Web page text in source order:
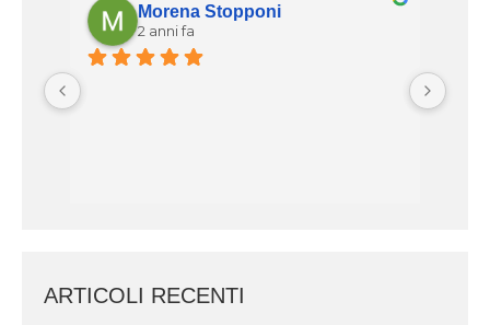
Morena Stopponi
2 anni fa
ARTICOLI RECENTI